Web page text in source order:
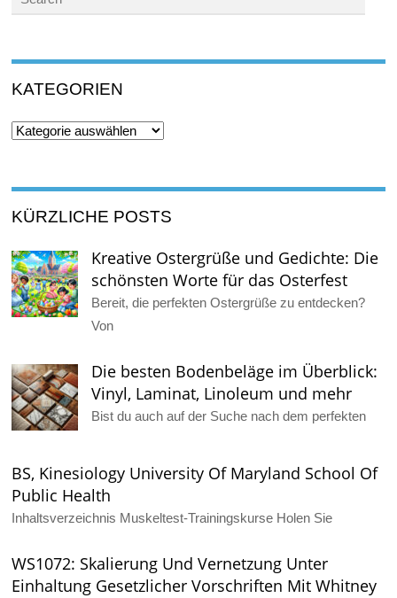
KATEGORIEN
Kategorien
KÜRZLICHE POSTS
Kreative Ostergrüße und Gedichte: Die
schönsten Worte für das Osterfest
Bereit, die perfekten Ostergrüße zu entdecken?
Von
Die besten Bodenbeläge im Überblick:
Vinyl, Laminat, Linoleum und mehr
Bist du auch auf der Suche nach dem perfekten
BS, Kinesiology University Of Maryland School Of
Public Health
Inhaltsverzeichnis Muskeltest-Trainingskurse Holen Sie
WS1072: Skalierung Und Vernetzung Unter
Einhaltung Gesetzlicher Vorschriften Mit Whitney